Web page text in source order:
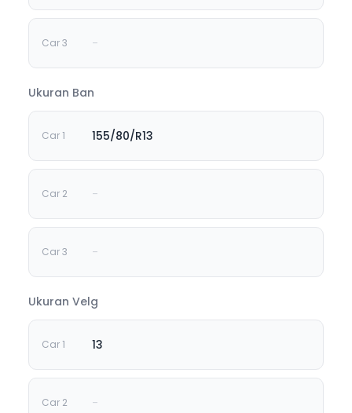
-
Ukuran Ban
155/80/R13
-
-
Ukuran Velg
13
-